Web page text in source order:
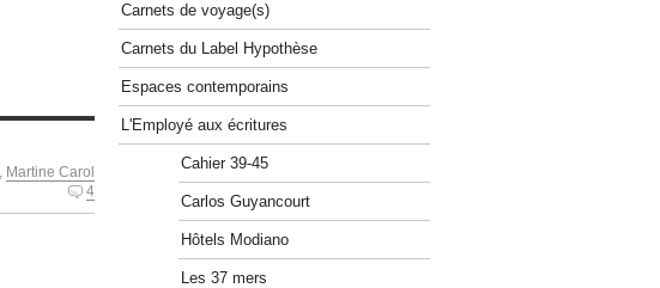
Martine Carol
4
Carnets de voyage(s)
Carnets du Label Hypothèse
Espaces contemporains
L'Employé aux écritures
Cahier 39-45
Carlos Guyancourt
Hôtels Modiano
Les 37 mers